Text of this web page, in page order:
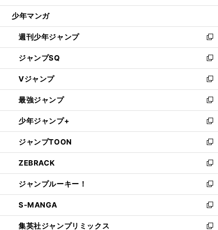
ウ
開
く
少年マンガ
週刊少年ジャンプ
新
し
い
ウ
ィ
ン
ド
ウ
で
開
く
ジャンプSQ
新
し
い
ウ
ィ
ン
ド
ウ
で
開
く
Vジャンプ
新
し
い
ウ
ィ
ン
ド
ウ
で
開
く
最強ジャンプ
新
し
い
ウ
ィ
ン
ド
ウ
で
開
く
少年ジャンプ+
新
し
い
ウ
ィ
ン
ド
ウ
で
開
く
ジャンプTOON
新
し
い
ウ
ィ
ン
ド
ウ
で
ZEBRACK
新
し
い
ウ
ィ
ン
ド
ジャンプルーキー！
新
し
い
ウ
ィ
S-MANGA
新
し
い
集英社ジャンプリミックス
新